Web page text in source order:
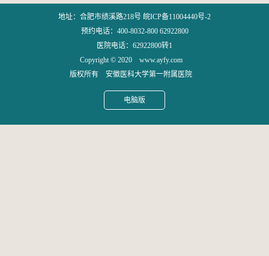
室作为医院信息公开工作的主管...
地址：合肥市绩溪路218号 皖ICP备11004440号-2
预约电话：400-8032-800 62922800
医院电话：62922800转1
Copyright © 2020 www.ayfy.com
版权所有 安徽医科大学第一附属医院
电脑版